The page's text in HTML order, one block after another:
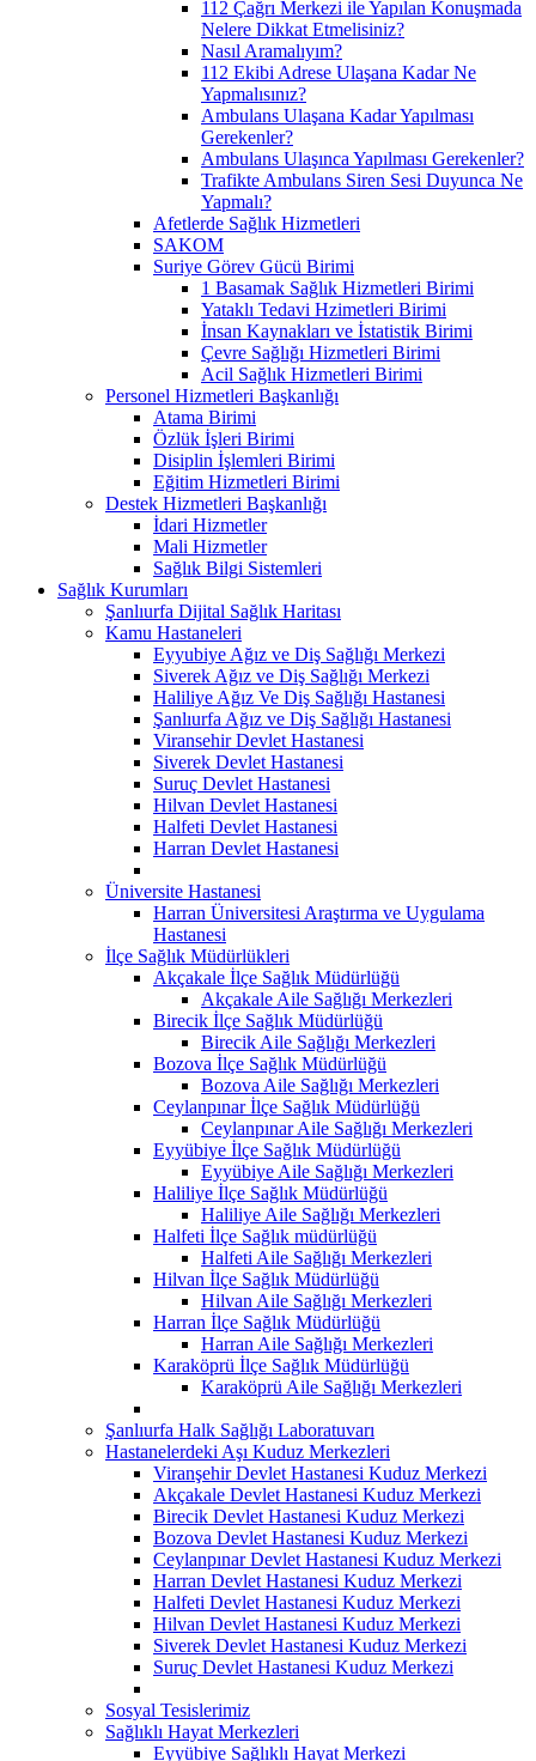
112 Çağrı Merkezi ile Yapılan Konuşmada
Nelere Dikkat Etmelisiniz?
Nasıl Aramalıyım?
112 Ekibi Adrese Ulaşana Kadar Ne
Yapmalısınız?
Ambulans Ulaşana Kadar Yapılması
Gerekenler?
Ambulans Ulaşınca Yapılması Gerekenler?
Trafikte Ambulans Siren Sesi Duyunca Ne
Yapmalı?
Afetlerde Sağlık Hizmetleri
SAKOM
Suriye Görev Gücü Birimi
1 Basamak Sağlık Hizmetleri Birimi
Yataklı Tedavi Hzimetleri Birimi
İnsan Kaynakları ve İstatistik Birimi
Çevre Sağlığı Hizmetleri Birimi
Acil Sağlık Hizmetleri Birimi
Personel Hizmetleri Başkanlığı
Atama Birimi
Özlük İşleri Birimi
Disiplin İşlemleri Birimi
Eğitim Hizmetleri Birimi
Destek Hizmetleri Başkanlığı
İdari Hizmetler
Mali Hizmetler
Sağlık Bilgi Sistemleri
Sağlık Kurumları
Şanlıurfa Dijital Sağlık Haritası
Kamu Hastaneleri
Eyyubiye Ağız ve Diş Sağlığı Merkezi
Siverek Ağız ve Diş Sağlığı Merkezi
Haliliye Ağız Ve Diş Sağlığı Hastanesi
Şanlıurfa Ağız ve Diş Sağlığı Hastanesi
Viransehir Devlet Hastanesi
Siverek Devlet Hastanesi
Suruç Devlet Hastanesi
Hilvan Devlet Hastanesi
Halfeti Devlet Hastanesi
Harran Devlet Hastanesi
Üniversite Hastanesi
Harran Üniversitesi Araştırma ve Uygulama
Hastanesi
İlçe Sağlık Müdürlükleri
Akçakale İlçe Sağlık Müdürlüğü
Akçakale Aile Sağlığı Merkezleri
Birecik İlçe Sağlık Müdürlüğü
Birecik Aile Sağlığı Merkezleri
Bozova İlçe Sağlık Müdürlüğü
Bozova Aile Sağlığı Merkezleri
Ceylanpınar İlçe Sağlık Müdürlüğü
Ceylanpınar Aile Sağlığı Merkezleri
Eyyübiye İlçe Sağlık Müdürlüğü
Eyyübiye Aile Sağlığı Merkezleri
Haliliye İlçe Sağlık Müdürlüğü
Haliliye Aile Sağlığı Merkezleri
Halfeti İlçe Sağlık müdürlüğü
Halfeti Aile Sağlığı Merkezleri
Hilvan İlçe Sağlık Müdürlüğü
Hilvan Aile Sağlığı Merkezleri
Harran İlçe Sağlık Müdürlüğü
Harran Aile Sağlığı Merkezleri
Karaköprü İlçe Sağlık Müdürlüğü
Karaköprü Aile Sağlığı Merkezleri
Şanlıurfa Halk Sağlığı Laboratuvarı
Hastanelerdeki Aşı Kuduz Merkezleri
Viranşehir Devlet Hastanesi Kuduz Merkezi
Akçakale Devlet Hastanesi Kuduz Merkezi
Birecik Devlet Hastanesi Kuduz Merkezi
Bozova Devlet Hastanesi Kuduz Merkezi
Ceylanpınar Devlet Hastanesi Kuduz Merkezi
Harran Devlet Hastanesi Kuduz Merkezi
Halfeti Devlet Hastanesi Kuduz Merkezi
Hilvan Devlet Hastanesi Kuduz Merkezi
Siverek Devlet Hastanesi Kuduz Merkezi
Suruç Devlet Hastanesi Kuduz Merkezi
Sosyal Tesislerimiz
Sağlıklı Hayat Merkezleri
Eyyübiye Sağlıklı Hayat Merkezi